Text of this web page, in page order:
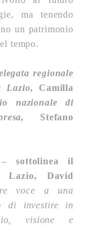
ma tenendo
un patrimonio
tempo.
regionale
Lazio, Camilla
nazionale di
Stefano
–sottolinea il
Lazio,
David
voce a una
di investire in
visione e